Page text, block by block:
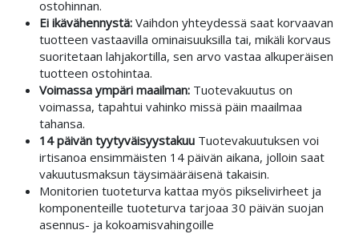
ostohinnan.
Ei ikävähennystä:Vaihdon yhteydessä saat korvaavan
tuotteen vastaavilla ominaisuuksilla tai, mikäli korvaus
suoritetaan lahjakortilla, sen arvo vastaa alkuperäisen
tuotteen ostohintaa.
Voimassa ympäri maailman:Tuotevakuutus on
voimassa, tapahtui vahinko missä päin maailmaa
tahansa.
14 päivän tyytyväisyystakuuTuotevakuutuksen voi
irtisanoa ensimmäisten 14 päivän aikana, jolloin saat
vakuutusmaksun täysimääräisenä takaisin.
Monitorien tuoteturva kattaa myös pikselivirheet ja
komponenteille tuoteturva tarjoaa 30 päivän suojan
asennus- ja kokoamisvahingoille